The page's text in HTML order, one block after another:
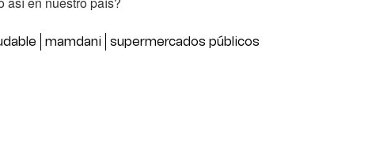
mamdani supermercados públicos